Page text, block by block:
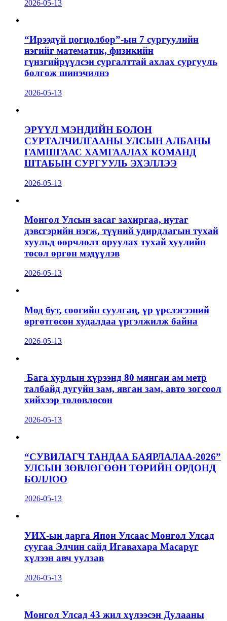
2026-05-13
“Ирээдүй цогцолбор”-ын 7 сургуулийн
нэгийг математик, физикийн
гүнзгийрүүлсэн сургалттай ахлах сургууль
болгож шинэчилнэ
2026-05-13
ЭРҮҮЛ МЭНДИЙН БОЛОН
СУРТАЛЧИЛГААНЫ УЛСЫН АЛБАНЫ
ГАМШГААС ХАМГААЛАХ КОМАНД
ШТАБЫН СУРГУУЛЬ ЭХЭЛЛЭЭ
2026-05-13
Монгол Улсын засаг захиргаа, нутаг
дэвсгэрийн нэгж, түүний удирдлагын тухай
хуульд өөрчлөлт оруулах тухай хуулийн
төсөл өргөн мэдүүлэв
2026-05-13
Мод бут, сөөгийн суулгац, үр үрслэгээний
өргөтгөсөн худалдаа үргэлжилж байна
2026-05-13
Бага хурлын хүрээнд 80 мянган ам метр
талбайд дугуйн зам, явган зам, авто зогсоол
хийхээр төлөвлөсөн
2026-05-13
“СУВИЛАГЧ ТАНДАА БАЯРЛАЛАА-2026”
УЛСЫН ЗӨВЛӨГӨӨН ТӨРИЙН ОРДОНД
БОЛЛОО
2026-05-13
УИХ-ын дарга Япон Улсаас Монгол Улсад
суугаа Элчин сайд Игавахара Масарүг
хүлээн авч уулзав
2026-05-13
Монгол Улсад 43 жил хүлээсэн Дулааны